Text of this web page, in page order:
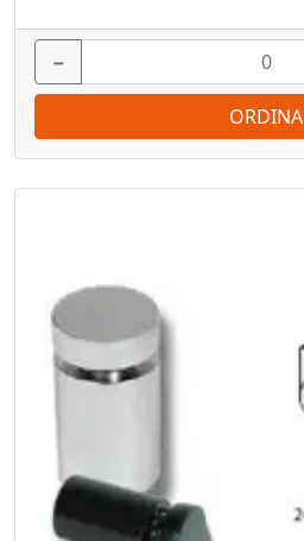
−
ORDINA